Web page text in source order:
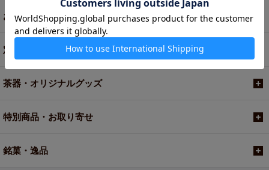
お買い得商品
定期便
茶器・オリジナルグッズ
特別商品・お取り寄せ
銘菓・逸品